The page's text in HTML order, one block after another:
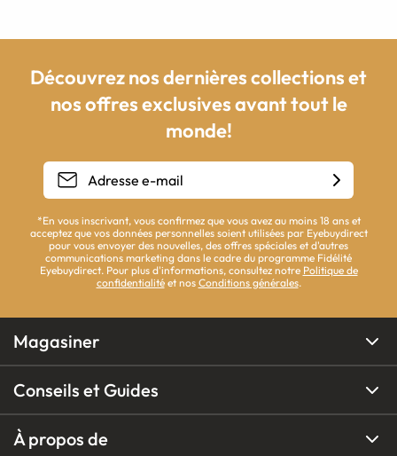
Découvrez nos dernières collections et
nos offres exclusives avant tout le
monde!
*En vous inscrivant, vous confirmez que vous avez au moins 18 ans et
acceptez que vos données personnelles soient utilisées par Eyebuydirect
pour vous envoyer des nouvelles, des offres spéciales et d'autres
communications marketing dans le cadre du programme Fidélité
Eyebuydirect. Pour plus d'informations, consultez notre Politique de
confidentialitéet nos Conditions générales.
Magasiner
Conseils et Guides
À propos de